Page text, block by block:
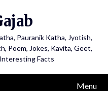
Pauranik Katha, Jyotish,
Poem, Jokes, Kavita, Geet,
Facts
Menu